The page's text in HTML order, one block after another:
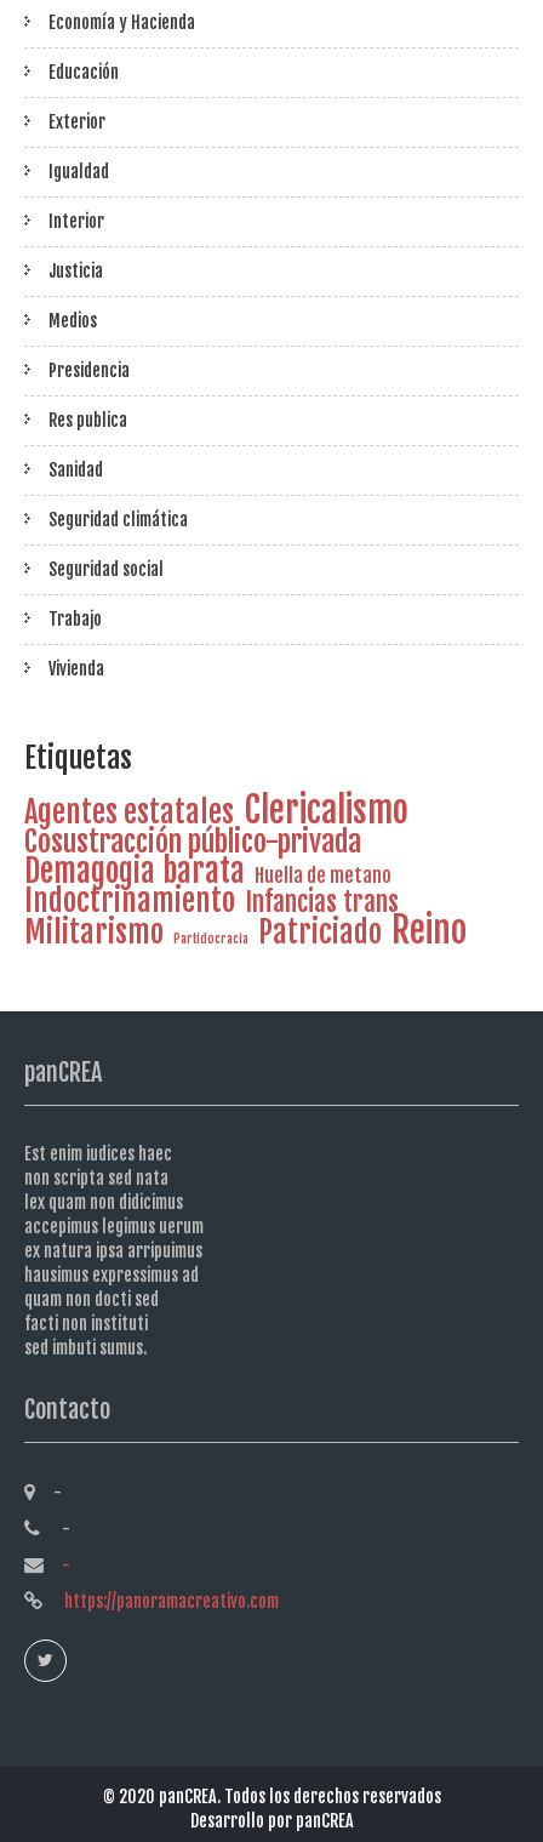
Economía y Hacienda
Educación
Exterior
Igualdad
Interior
Justicia
Medios
Presidencia
Res publica
Sanidad
Seguridad climática
Seguridad social
Trabajo
Vivienda
Etiquetas
Agentes estatales Clericalismo
Cosustracción público-privada
Demagogia barata Huella de metano
Indoctrinamiento Infancias trans
Militarismo Partidocracia Patriciado Reino
panCREA
Est enim iudices haec
non scripta sed nata
lex quam non didicimus
accepimus legimus uerum
ex natura ipsa arripuimus
hausimus expressimus ad
quam non docti sed
facti non instituti
sed imbuti sumus.
Contacto
-
-
-
https://panoramacreativo.com
© 2020 panCREA. Todos los derechos reservados
Desarrollo por panCREA